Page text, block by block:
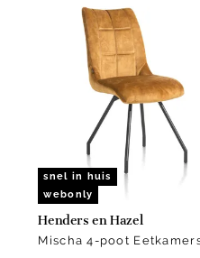
snel in huis
webonly
Henders en Hazel
Mischa 4-poot